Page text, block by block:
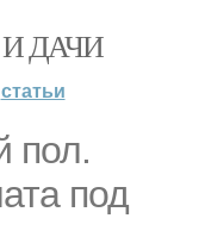
ДАЧИ
статьи
пол.
под